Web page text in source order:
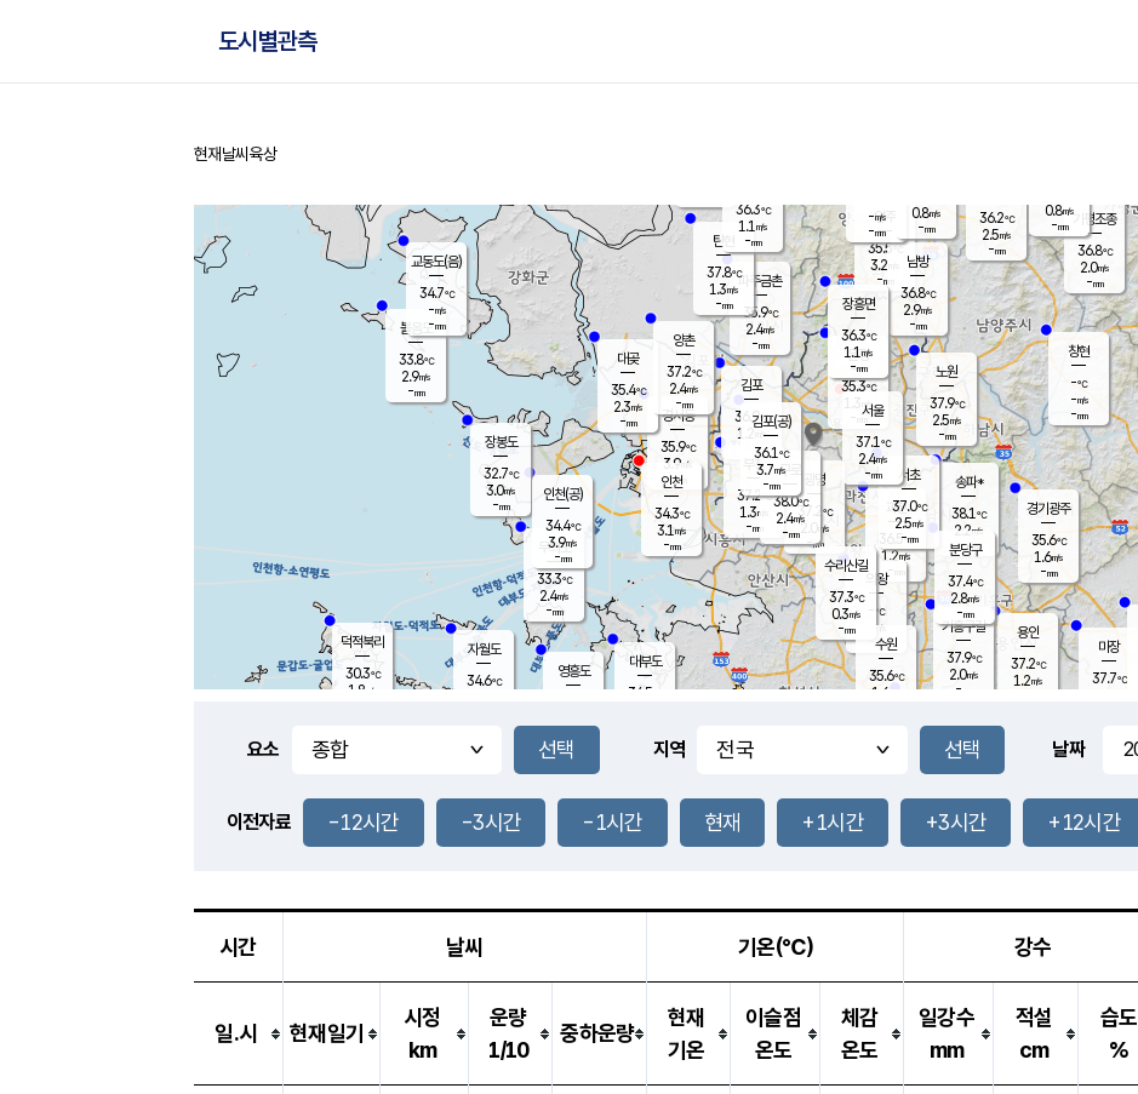
도시별관측
홈
현재날씨 육상
풍도
0.1m/s
무의도
33.3℃
2.4m/s
-mm
영흥도
볼음도
33.8℃
2.9m/s
-mm
자월도
34.6℃
양주
35.5℃
3.2
-mm
과천
36.5℃
1.2m/s
- mm
장봉도
32.7℃
3.0m/s
-mm
-mm
-mm
용인
37.2℃
1.2m/s
경기광주
35.6℃
1.6m/s
-mm
34.6
℃
대부도
34.5
-
경서동
35.9℃
3.9m/s
-mm
파주금촌
35.9℃
2.4m/s
-mm
가평조종
36.8℃
2.0m/s
-mm
36.2℃
2.5m/s
-mm
대곶
35.4℃
2.3m/s
-mm
창현
-℃
-m/s
-mm
탄현
37.8℃
1.3m/s
-mm
0.8m/s
-mm
37.2℃
1.5m/s
-mm
마장
37.7℃
의왕
- ℃
m/s
mm
김포
36.9℃
1.2 m/s
mm
광명
37.2 ℃
2.0 m/s
-mm
부천
37.2℃
1.3m/s
-mm
-mm
양촌
37.2℃
2.4m/s
-mm
구로
38.0℃
2.4m/s
-mm
은평
35.3℃
1.3 m/s
- mm
노원
37.9℃
2.5m/s
-mm
송파*
38.1℃
2.2m/s
-mm
서초
37.0℃
2.5m/s
-mm
남방
36.8℃
2.9m/s
-mm
기흥구갈
37.9℃
2.0m/s
-
수리산길
37.3℃
0.3m/s
-mm
분당구
37.4℃
2.8m/s
-mm
장흥면
36.3℃
1.1 m/s
-mm
-m/s
-mm
덕적북리
30.3℃
1.8 m/s
인천(공)
34.4℃
3.9m/s
-mm
김포(공)
36.1℃
3.7m/s
-mm
교동도(음)
34.7℃
-m/s
-mm
수원
35.6℃
1.6 m/s
인천
34.3℃
3.1 m/s
-mm
서울
37.1℃
2.4m/s
-mm
36.3℃
1.1 m/s
-mm
0.8m/s
-mm
요소 지역 날짜
이전자료 -12시간 -3시간 -1시간 현재 +1시간 +3시간 +12시간
시간 날씨 기온(℃) 강수
일.시 현재일기
시정
km
운량
1/10
중하운량
현재
기온
이슬점
온도
체감
온도
일강수
mm
적설
cm
습도
%